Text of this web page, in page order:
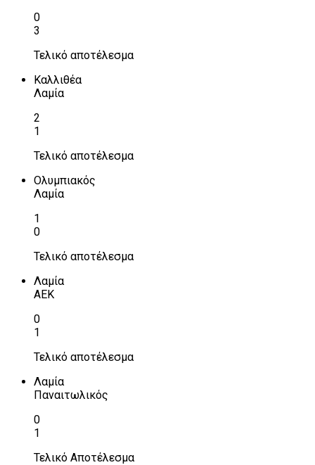
0
3
Τελικό αποτέλεσμα
Καλλιθέα
Λαμία
2
1
Τελικό αποτέλεσμα
Ολυμπιακός
Λαμία
1
0
Τελικό αποτέλεσμα
Λαμία
ΑΕΚ
0
1
Τελικό αποτέλεσμα
Λαμία
Παναιτωλικός
0
1
Τελικό Αποτέλεσμα